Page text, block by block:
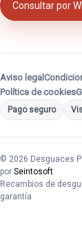
Consultar por
Aviso legal
Política de cookies
Pago seguro
© 2026 Desguaces
por Seintosoft
Recambios de
garantía